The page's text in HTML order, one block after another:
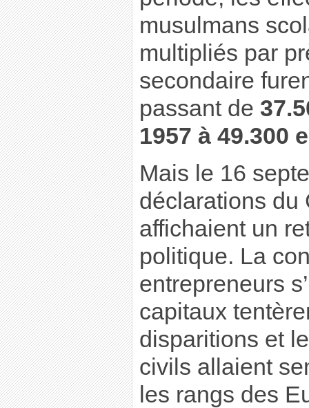
musulmans
multipliés par
secondaire
passant de
1957 à 49.300
Mais le 16
déclarations du
affichaient un
politique. La
entrepreneurs
capitaux
disparitions et
civils allaient
les rangs des